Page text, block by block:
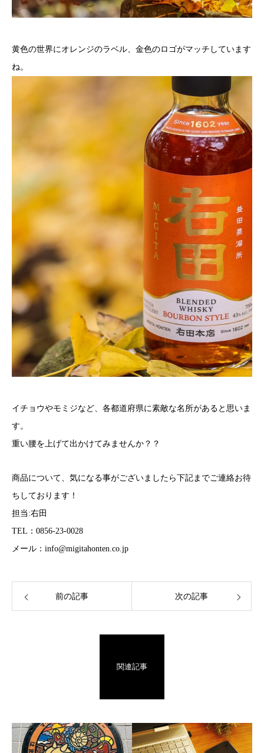
黄色の世界にオレンジのラベル、金色のロゴがマッチしています
ね。
イチョウやモミジなど、各都道府県に素敵な名所があると思いま
す。
重い腰を上げて出かけてみませんか？？
商品について、気になる事がございましたら下記までご連絡お待
ちしております！
担当:右田
TEL：0856-23-0028
メール：info@migitahonten.co.jp
前の記事 次の記事
関連記事